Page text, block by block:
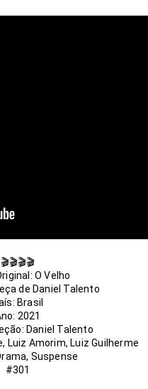
🎬🎬🎬🎬
O Velho
de Daniel Talento
Brasil
2021
Daniel Talento
Luiz Amorim, Luiz Guilherme
Suspense
#301